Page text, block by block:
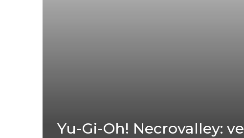
Yu-Gi-Oh! Necrovalley: